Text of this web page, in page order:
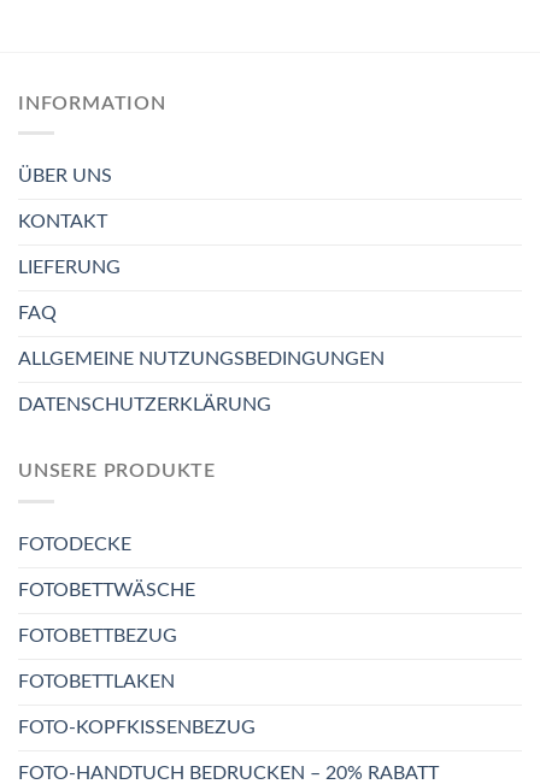
INFORMATION
ÜBER UNS
KONTAKT
LIEFERUNG
FAQ
ALLGEMEINE NUTZUNGSBEDINGUNGEN
DATENSCHUTZERKLÄRUNG
UNSERE PRODUKTE
FOTODECKE
FOTOBETTWÄSCHE
FOTOBETTBEZUG
FOTOBETTLAKEN
FOTO-KOPFKISSENBEZUG
FOTO-HANDTUCH BEDRUCKEN – 20% RABATT